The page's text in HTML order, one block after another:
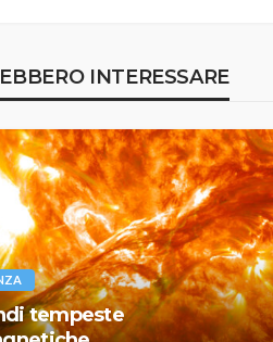
INTERESSARE
tempeste